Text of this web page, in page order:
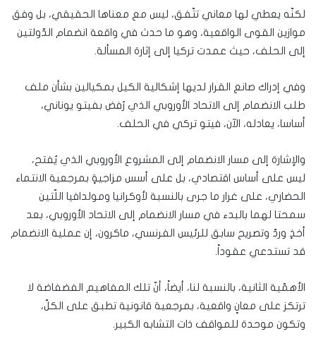
لكنّه يعطي لها معاني تتّفق، ليس مع معناها الحقيقي، بل وفق
موازين القوى الواقعية، وهو ما حدث في واقعة انضمام الدّولتين
إلى الحلف، حيث عمدت تركيا إلى إثارة المسألة.
وفي إدراك صانع القرار لديها إشكالية الكيل بمكيالين بشأن ملف
طلب الانضمام إلى الاتحاد الأوروبي الذي رُفض بفيتو يوناني،
أساسا، يعادله، الآن، فيتو تركي في الحلف.
والإشارة إلى مسار الانضمام إلى المشروع الأوروبي الذي يُفتح،
ليس على أساس اقتصادي، بل على أسس مزاجيةٍ بمرجعية الانتماء
الحضاري، على غرار ما جرى بالنسبة لأوكرانيا ومولدافيا اللّتين
سمحتا لهما بالبدء في مسار الانضمام إلى الاتحاد الأوروبي، بعد
أخذٍ وردّ وتصريح سابق للرئيس الفرنسي، ماكرون، إن عملية الانضمام
قد تستدعي عقوداً.
الأهمّية الثانية، بالنسبة لنا، أيضاً، أنّ تلك المفاهيم الفضفاضة لا
ترتكز على معانٍ واقعية، بمرجعية قانونية تطبق على الكلّ،
وتكون موحدة للمواقف ذات التشابه الكبير.